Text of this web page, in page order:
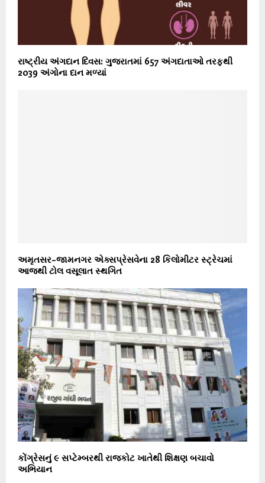
રાષ્ટ્રીય અંગદાન દિવસ: ગુજરાતમાં 657 અંગદાતાઓ તરફથી
2039 અંગોના દાન મળ્યાં
અમૃતસર–જામનગર એક્સપ્રેસવેના 28 કિલોમીટર સ્ટ્રેચમાં
આજથી ટોલ વસૂલાત સ્થગિત
કોંગ્રેસનું ૯ સપ્ટેમ્બરથી રાજકોટ ખાતેથી શિક્ષણ બચાવો
અભિયાન